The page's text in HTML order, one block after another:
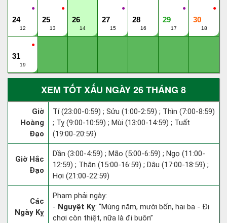
●
24
12
●
25
13
26
14
●
27
15
28
16
●
29
17
●
30
18
●
31
19
XEM TỐT XẤU NGÀY 26 THÁNG 8
Giờ
Hoàng
Đạo
Tí (23:00-0:59) ; Sửu (1:00-2:59) ; Thìn (7:00-8:59)
; Tỵ (9:00-10:59) ; Mùi (13:00-14:59) ; Tuất
(19:00-20:59)
Giờ Hắc
Đạo
Dần (3:00-4:59) ; Mão (5:00-6:59) ; Ngọ (11:00-
12:59) ; Thân (15:00-16:59) ; Dậu (17:00-18:59) ;
Hợi (21:00-22:59)
Các
Ngày Kỵ
Phạm phải ngày:
- Nguyệt Kỵ: “Mùng năm, mười bốn, hai ba - Đi
chơi còn thiệt, nữa là đi buôn”